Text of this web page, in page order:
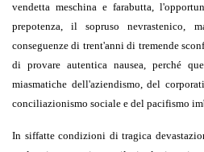
vendetta meschina e farabutta,
prepotenza, il sopruso nevrastenico,
conseguenze di trent'anni di tremende
di provare autentica nausea, perché
miasmatiche dell'aziendismo, del
conciliazionismo sociale e del pacifismo
In siffatte condizioni di tragica